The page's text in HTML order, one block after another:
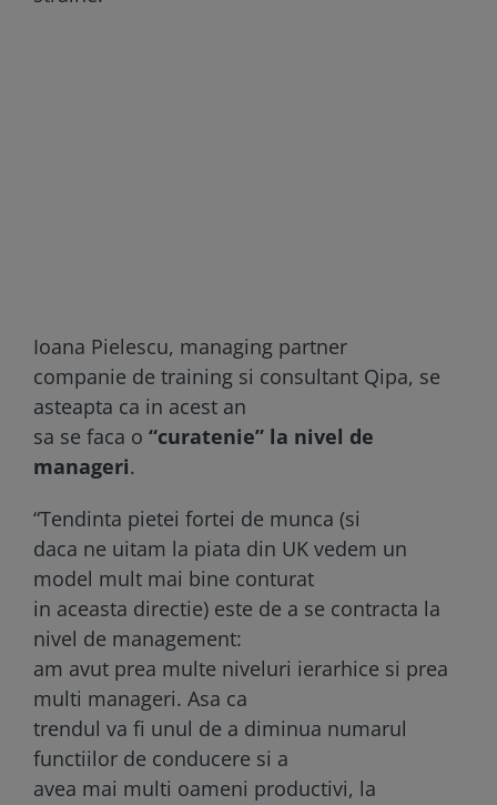
Ioana Pielescu, managing partner
companie de training si consultant Qipa, se
asteapta ca in acest an
sa se faca o “curatenie” la nivel de
manageri.
“Tendinta pietei fortei de munca (si
daca ne uitam la piata din UK vedem un
model mult mai bine conturat
in aceasta directie) este de a se contracta la
nivel de management:
am avut prea multe niveluri ierarhice si prea
multi manageri. Asa ca
trendul va fi unul de a diminua numarul
functiilor de conducere si a
avea mai multi oameni productivi, la